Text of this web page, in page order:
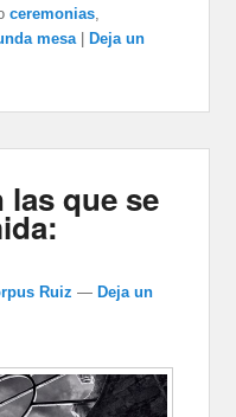
ceremonias,
mesa
Deja un
las que se
Ruiz — Deja un